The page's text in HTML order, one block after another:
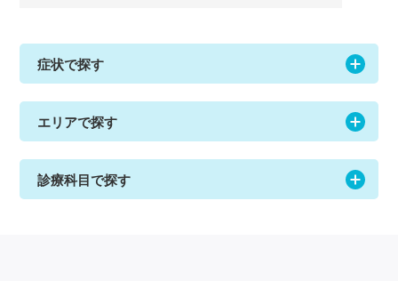
症状で探す
エリアで探す
診療科目で探す